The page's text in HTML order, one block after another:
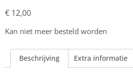
€ 12,00
Kan niet meer besteld worden
Beschrijving Extra informatie